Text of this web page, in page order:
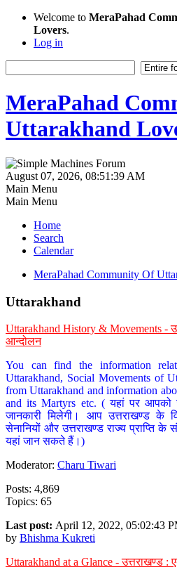
Welcome to MeraPahad
Lovers.
Log in
MeraPahad
Uttarakhand
August 07, 2026, 08:51:39 AM
Main Menu
Main Menu
Home
Search
Calendar
MeraPahad Community Of
Uttarakhand
Uttarakhand History & Movements -
आन्दोलन
You can find the information
Uttarakhand, Social Movements of
from Uttarakhand and information
and its Martyrs etc. ( यहां पर आपको
जानकारी मिलेगी। आप उत्तराखण्ड के
सेनानियों और उत्तराखण्ड राज्य प्राप्ति के
यहां जान सकते हैं।)
Moderator: Charu Tiwari
Posts: 4,869
Topics: 65
Last post: April 12, 2022, 05:02:43
by Bhishma Kukreti
Uttarakhand at a Glance - उत्तराखण्ड :